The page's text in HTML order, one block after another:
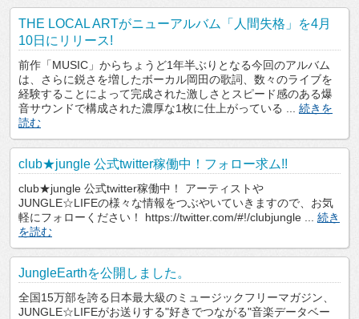
THE LOCAL ARTがニューアルバム「人間失格」を4月
10日にリリース!
前作「MUSIC」からちょうど1年半ぶりとなる今回のアルバム
は、さらに鋭さを増したボーカル岡田の歌詞、数々のライブを
経験することによって完成された激しさとスピード感のある爆
音サウンドで構成された濃厚な1枚に仕上がっている ... 続きを
読む
club★jungle 公式twitter稼働中！フォロー求ム!!
club★jungle 公式twitter稼働中！ アーティストや
JUNGLE☆LIFEの様々な情報をつぶやいていきますので、お気
軽にフォローください！ https://twitter.com/#!/clubjungle ... 続き
を読む
JungleEarthを公開しました。
全国15万部を誇る日本最大級のミュージックフリーマガジン、
JUNGLE☆LIFEがお送りする"好きでつながる"音楽データベー